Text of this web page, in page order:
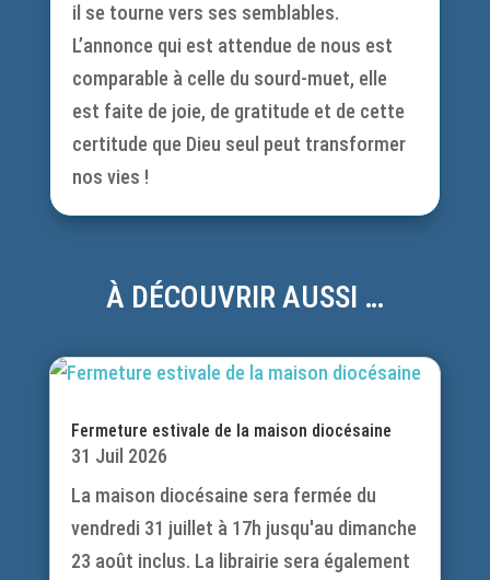
il se tourne vers ses semblables.
L’annonce qui est attendue de nous est
comparable à celle du sourd-muet, elle
est faite de joie, de gratitude et de cette
certitude que Dieu seul peut transformer
nos vies !
À DÉCOUVRIR AUSSI …
Fermeture estivale de la maison diocésaine
31 Juil 2026
La maison diocésaine sera fermée du
vendredi 31 juillet à 17h jusqu'au dimanche
23 août inclus. La librairie sera également